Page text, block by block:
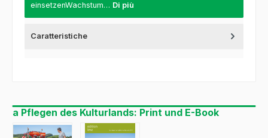
einsetzenWachstum… Di più
Caratteristiche
a Pflegen des Kulturlands: Print und E-Book